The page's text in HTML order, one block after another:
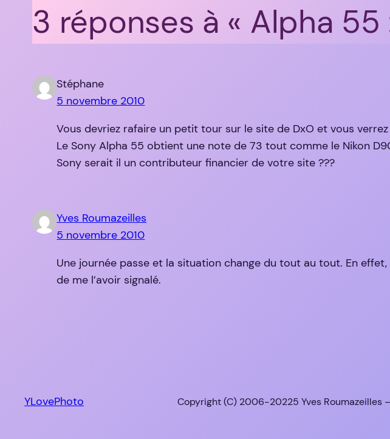
3 réponses à « Alpha
Stéphane
5 novembre 2010
Vous devriez rafaire un petit tour sur le site de DxO et vous
Le Sony Alpha 55 obtient une note de 73 tout comme le Nikon
Sony serait il un contributeur financier de votre site ???
Yves Roumazeilles
5 novembre 2010
Une journée passe et la situation change du tout au tout. En
de me l’avoir signalé.
YLovePhoto Copyright (C) 2006-20225 Yves Roumazeilles